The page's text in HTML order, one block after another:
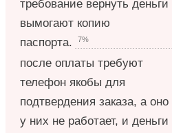
требование вернуть деньги
вымогают копию
паспорта.
7%
после оплаты требуют
телефон якобы для
подтвердения заказа, а оно
у них не работает, и деньги